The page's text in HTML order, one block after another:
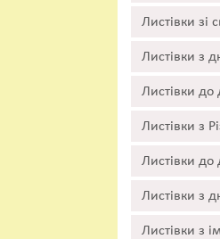
Листівки зі
Листівки з
Листівки до
Листівки з
Листівки до
Листівки з
Листівки з